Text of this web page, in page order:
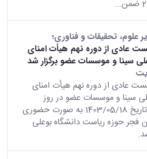
علوم، تحقیقات و فناوری؛
عادی از دوره نهم هیأت امنای
سینا و موسسات عضو برگزار شد
عادی از دوره نهم هیأت امنای
سینا و موسسات عضو در روز
پنجشنبه به تاریخ 1403/05/18 به صورت حضوری
فجر حوزه ریاست دانشگاه بوعلی